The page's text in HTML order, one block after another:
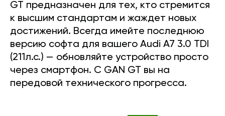
GT предназначен для тех, кто стремится
к высшим стандартам и жаждет новых
достижений. Всегда имейте последнюю
версию софта для вашего Audi A7 3.0 TDI
(211л.с.) — обновляйте устройство просто
через смартфон. С GAN GT вы на
передовой технического прогресса.